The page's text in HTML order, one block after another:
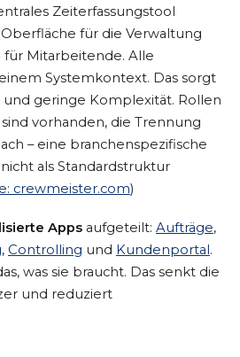
Zeiterfassungstool
für die Verwaltung
Mitarbeitende. Alle
Systemkontext. Das sorgt
geringe Komplexität. Rollen
vorhanden, die Trennung
– eine branchenspezifische
als Standardstruktur
crewmeister.com)
Apps aufgeteilt: Aufträge,
, Controlling und Kundenportal.
was sie braucht. Das senkt die
und reduziert